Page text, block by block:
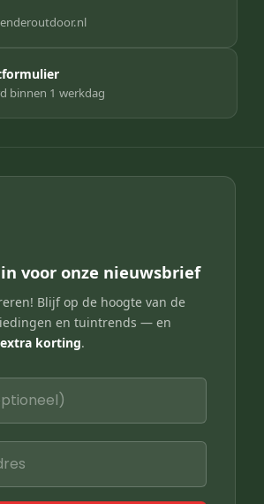
binnen 1 werkdag
voor onze nieuwsbrief
Blijf op de hoogte van de
en tuintrends — en
korting.